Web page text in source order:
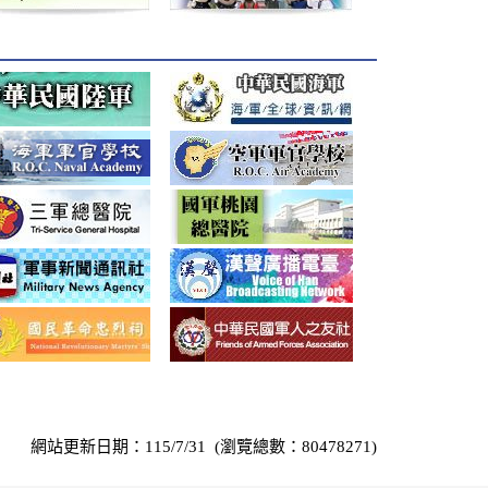
網站更新日期：115/7/31 (瀏覽總數：80478271)